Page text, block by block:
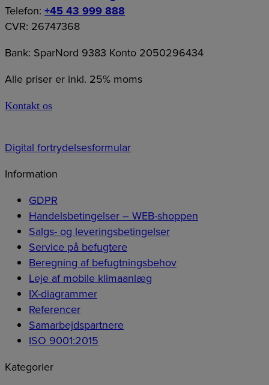
Telefon: +45 43 999 888
CVR: 26747368
Bank: SparNord 9383 Konto 2050296434
Alle priser er inkl. 25% moms
Kontakt os
Digital fortrydelsesformular
Information
GDPR
Handelsbetingelser – WEB-shoppen
Salgs- og leveringsbetingelser
Service på befugtere
Beregning af befugtningsbehov
Leje af mobile klimaanlæg
IX-diagrammer
Referencer
Samarbejdspartnere
ISO 9001:2015
Kategorier